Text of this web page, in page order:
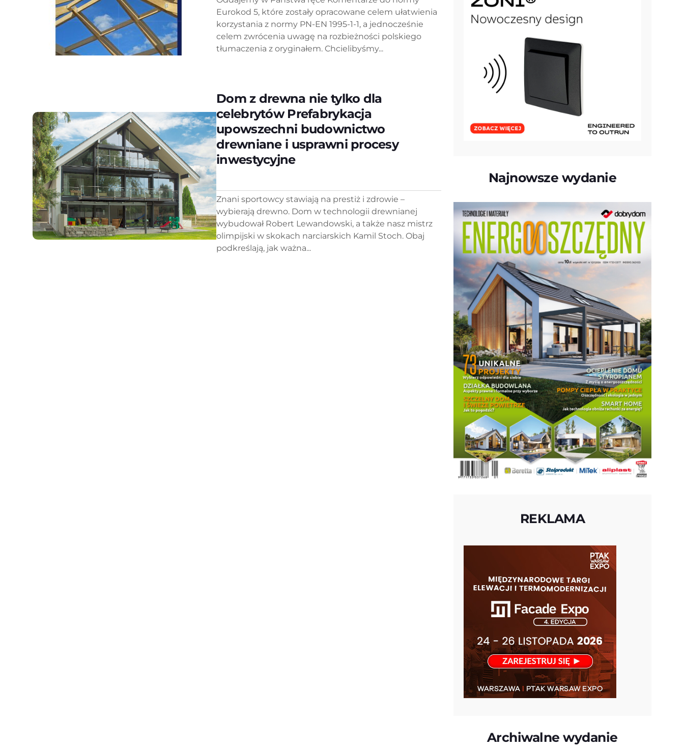
Eurokod 5, które zostały opracowane celem ułatwienia
korzystania z normy PN-EN 1995-1-1, a jednocześnie
celem zwrócenia uwagę na rozbieżności polskiego
tłumaczenia z oryginałem. Chcielibyśmy...
Dom z drewna nie tylko dla
celebrytów Prefabrykacja
upowszechni budownictwo
drewniane i usprawni procesy
inwestycyjne
Znani sportowcy stawiają na prestiż i zdrowie –
wybierają drewno. Dom w technologii drewnianej
wybudował Robert Lewandowski, a także nasz mistrz
olimpijski w skokach narciarskich Kamil Stoch. Obaj
podkreślają, jak ważna...
Najnowsze wydanie
REKLAMA
Archiwalne wydanie